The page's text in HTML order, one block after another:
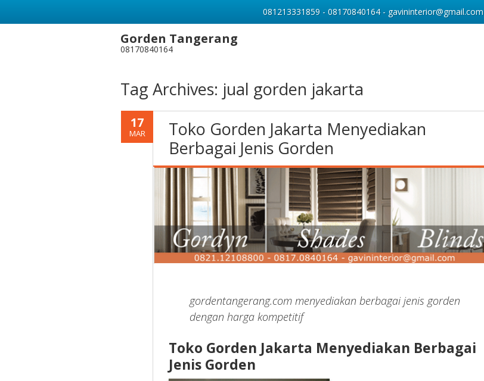
Gorden Tangerang
08170840164
Tag Archives: jual gorden jakarta
17
MAR
Toko Gorden Jakarta Menyediakan
Berbagai Jenis Gorden
gordentangerang.com menyediakan berbagai jenis gorden
dengan harga kompetitif
Toko Gorden Jakarta Menyediakan Berbagai
Jenis Gorden
081213331859 - 08170840164 - gavininterior@gmail.com